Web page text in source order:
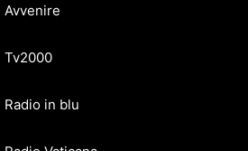
Avvenire
Tv2000
Radio in blu